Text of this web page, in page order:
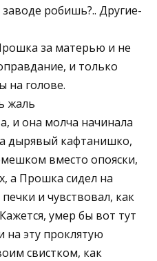
робишь?.. Другие-
за матерью и не
и только
на голове.
жаль
и она молча начинала
дырявый кафтанишко,
вместо опояски,
а Прошка сидел на
и чувствовал, как
умер бы вот тут
на эту проклятую
свистком, как